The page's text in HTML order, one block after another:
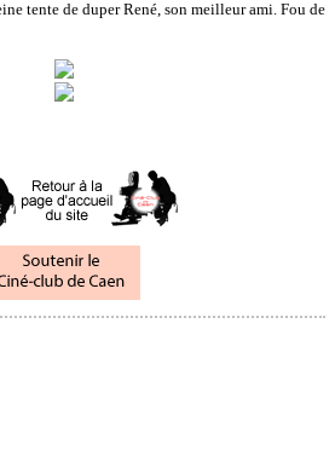
tente de duper René, son meilleur ami. Fou de